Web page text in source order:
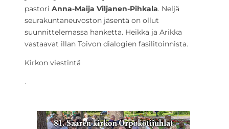
pastori Anna-Maija Viljanen-Pihkala. Neljä
seurakuntaneuvoston jäsentä on ollut
suunnittelemassa hanketta. Heikka ja Arikka
vastaavat illan Toivon dialogien fasilitoinnista.
Kirkon viestintä
.